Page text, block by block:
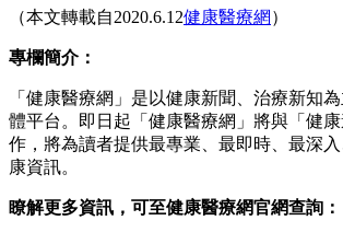
（本文轉載自2020.6.12健康醫療網 ）
專欄簡介：
「健康醫療網」是以健康新聞、治療新知
體平台。即日起「健康醫療網」將與「健
作，將為讀者提供最專業、最即時、最深
康資訊。
瞭解更多資訊，可至健康醫療網官網查詢：